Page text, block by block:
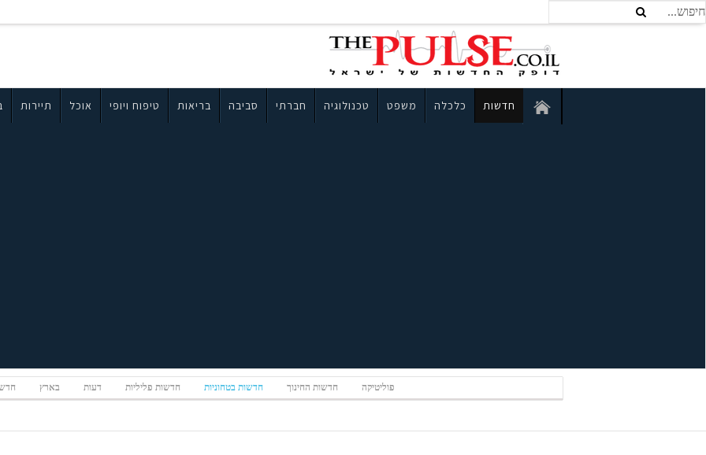
חדשות כלכלה משפט טכנולוגיה חברתי סביבה בריאות טיפוח ויופי אוכל תיירות
פוליטיקה חדשות החינוך חדשות בטחוניות חדשות פליליות דעות בארץ